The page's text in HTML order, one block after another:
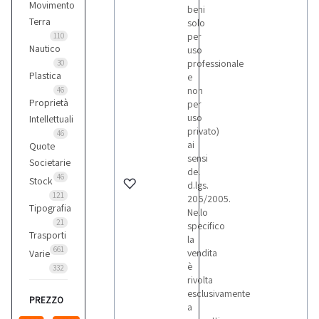
Movimento
Terra
110
Nautico
30
Plastica
46
Proprietà
Intellettuali
46
Quote
Societarie
46
Stock
121
Tipografia
21
Trasporti
661
Varie
332
PREZZO
beni
solo
per
uso
professionale
e
non
per
uso
privato)
ai
sensi
del
d.lgs.
206/2005.
Nello
specifico
la
vendita
è
rivolta
esclusivamente
a